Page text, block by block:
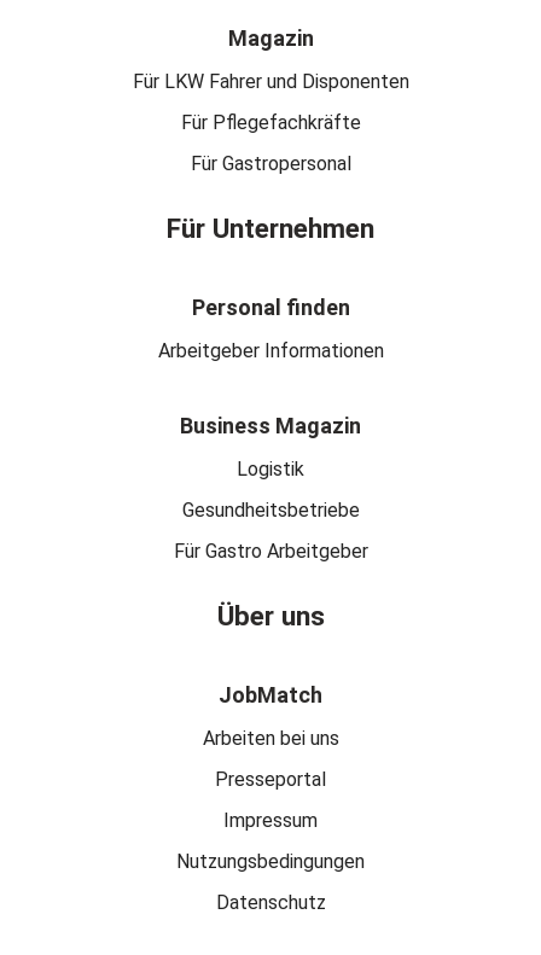
Magazin
Für LKW Fahrer und Disponenten
Für Pflegefachkräfte
Für Gastropersonal
Für Unternehmen
Personal finden
Arbeitgeber Informationen
Business Magazin
Logistik
Gesundheitsbetriebe
Für Gastro Arbeitgeber
Über uns
JobMatch
Arbeiten bei uns
Presseportal
Impressum
Nutzungsbedingungen
Datenschutz